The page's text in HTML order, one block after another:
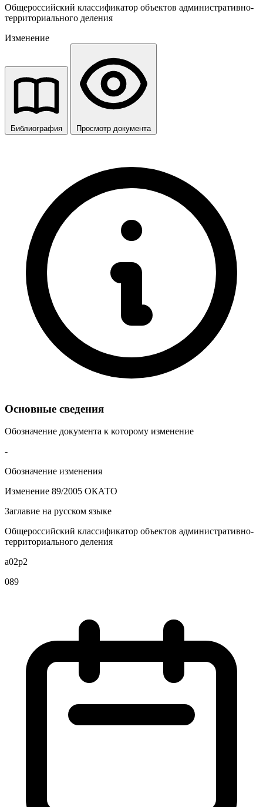
Общероссийский классификатор объектов административно-
территориального деления
Изменение
Библиография Просмотр документа
Основные сведения
Обозначение документа к которому изменение
-
Обозначение изменения
Изменение 89/2005 ОКАТО
Заглавие на русском языке
Общероссийский классификатор объектов административно-
территориального деления
a02p2
089